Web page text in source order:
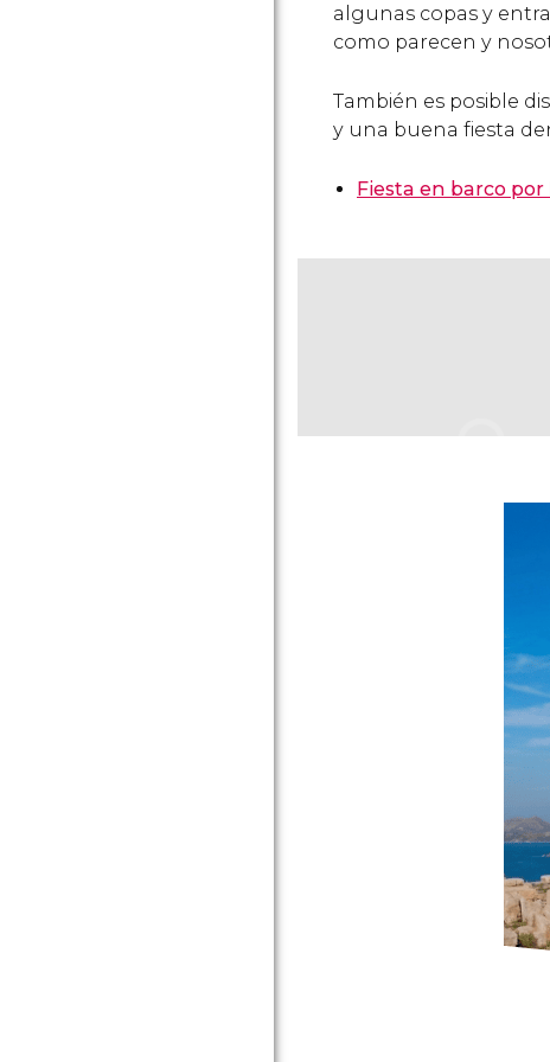
algunas copas y
como parecen y
También es posible
y una buena fiesta
Fiesta en barco por